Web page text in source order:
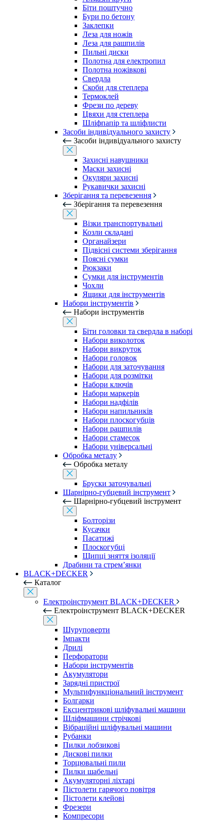
Біти поштучно
Бури по бетону
Заклепки
Леза для ножів
Леза для рашпилів
Пильні диски
Полотна для електропил
Полотна ножівкові
Свердла
Скоби для степлера
Термоклей
Фрези по дереву
Цвяхи для степлера
Шліфпапір та шліфлисти
Засоби індивідуального захисту
Засоби індивідуального захисту
Захисні навушники
Маски захисні
Окуляри захисні
Рукавички захисні
Зберігання та перевезення
Зберігання та перевезення
Візки транспортувальні
Козли складані
Органайзери
Підвісні системи зберігання
Поясні сумки
Рюкзаки
Сумки для інструментів
Чохли
Ящики для інструментів
Набори інструментів
Набори інструментів
Біти головки та свердла в наборі
Набори виколоток
Набори викруток
Набори головок
Набори для заточування
Набори для розмітки
Набори ключів
Набори маркерів
Набори надфілів
Набори напильників
Набори плоскогубців
Набори рашпилів
Набори стамесок
Набори універсальні
Обробка металу
Обробка металу
Бруски заточувальні
Шарнірно-губцевий інструмент
Шарнірно-губцевий інструмент
Болторізи
Кусачки
Пасатижі
Плоскогубці
Щипці зняття ізоляції
Драбини та стрем’янки
BLACK+DECKER
Каталог
Електроінструмент BLACK+DECKER
Електроінструмент BLACK+DECKER
Шуруповерти
Імпакти
Дрилі
Перфоратори
Набори інструментів
Акумулятори
Зарядні пристрої
Мультифункціональний інструмент
Болгарки
Ексцентрикові шліфувальні машини
Шліфмашини стрічкові
Вібраційні шліфувальні машини
Рубанки
Пилки лобзикові
Дискові пилки
Торцювальні пили
Пилки шабельні
Акумуляторні ліхтарі
Пістолети гарячого повітря
Пістолети клейові
Фрезери
Компресори